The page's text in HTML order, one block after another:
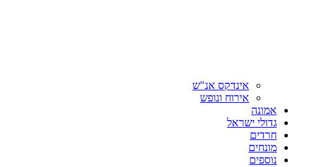
אינדקס אנ"ש
אירוח ונופש
אמונה
גדולי ישראל
חרדים
מונחים
נוספים